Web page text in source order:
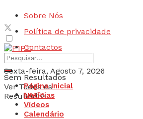
Sobre Nós
Política de privacidade
Contactos
Sexta-feira, Agosto 7, 2026
Login
Sem Resultados
Ver Todos os
Resultados
Página Inicial
Notícias
Vídeos
Calendário